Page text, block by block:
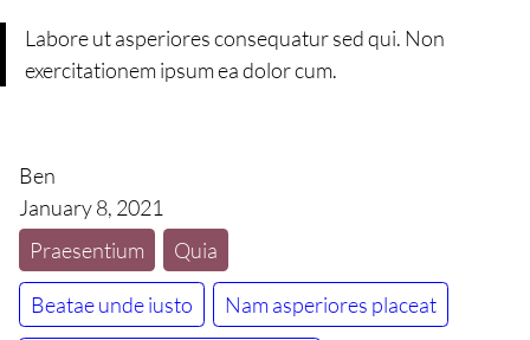
Labore ut asperiores consequatur sed qui. Non
exercitationem ipsum ea dolor cum.
Ben
January 8, 2021
Praesentium
Quia
Beatae unde iusto Nam asperiores placeat